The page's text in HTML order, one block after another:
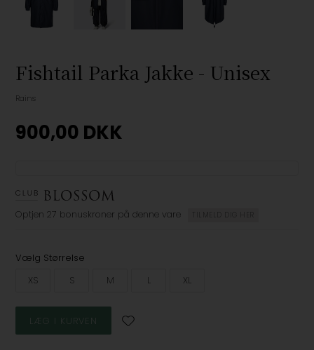
Fishtail Parka Jakke - Unisex
Rains
900,00 DKK
Optjen 27 bonuskroner på denne vare TILMELD DIG HER
Vælg Størrelse
XS
S M L XL